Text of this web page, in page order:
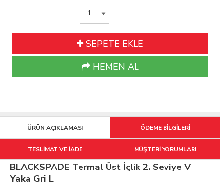
SEPETE EKLE
HEMEN AL
ÜRÜN AÇIKLAMASI ÖDEME BİLGİLERİ
TESLİMAT VE İADE MÜŞTERİ YORUMLARI
BLACKSPADE Termal Üst İçlik 2. Seviye V
Yaka Gri L